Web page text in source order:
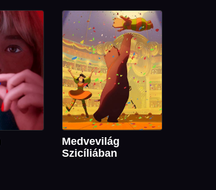
Medvevilág
Szicíliában